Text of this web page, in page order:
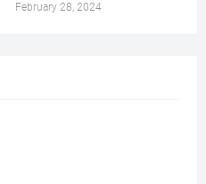
February 28, 2024